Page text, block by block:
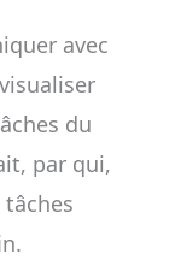
avec
du
par qui,